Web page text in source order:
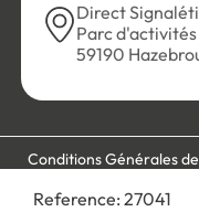
Reference: 27041
Direct
Parc
59190
Conditions Générales